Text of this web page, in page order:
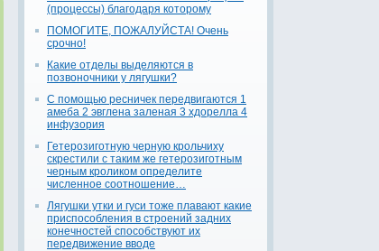
(процессы) благодаря которому
ПОМОГИТЕ, ПОЖАЛУЙСТА! Очень
срочно!
Какие отделы выделяются в
позвоночники у лягушки?
С помощью ресничек передвигаются 1
амеба 2 эвглена заленая 3 хдорелла 4
инфузория
Гетерозиготную черную крольчиху
скрестили с таким же гетерозиготным
черным кроликом определите
численное соотношение…
Лягушки утки и гуси тоже плавают какие
приспособления в строений задних
конечностей способствуют их
передвижение вводе